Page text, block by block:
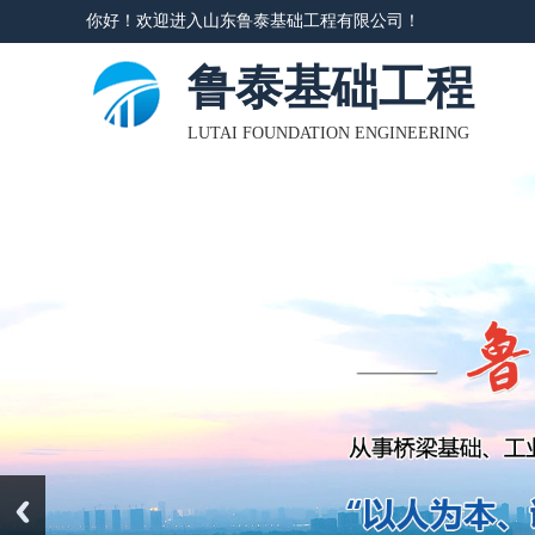
你好！欢迎进入山东鲁泰基础工程有限公司！
鲁泰基础工程
LUTAI FOUNDATION ENGINEERING